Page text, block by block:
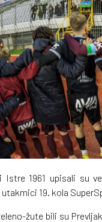
Istre 1961 upisali su
utakmici 19. kola
žute bili su